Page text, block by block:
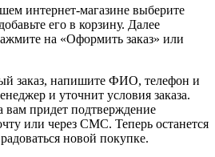
интернет-магазине выберите
его в корзину. Далее
на «Оформить заказ» или
заказ, напишите ФИО, телефон и
и уточнит условия заказа.
вам придет подтверждение
или через СМС. Теперь останется
новой покупке.